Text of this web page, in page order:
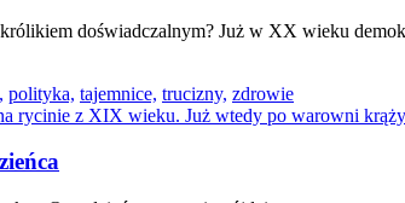
doświadczalnym? Już w XX wieku
polityka, tajemnice, trucizny, zdrowie